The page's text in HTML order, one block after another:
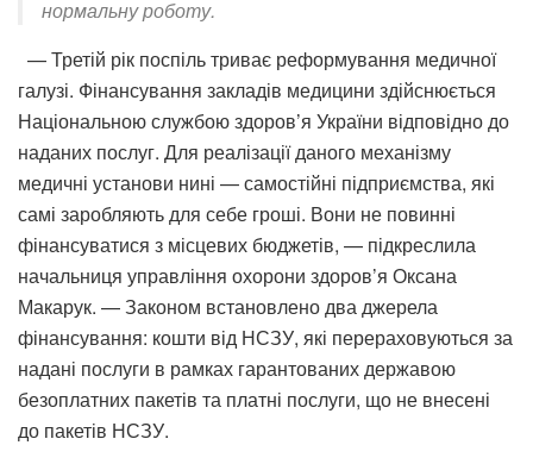
нормальну роботу.
— Третій рік поспіль триває реформування медичної
галузі. Фінансування закладів медицини здійснюється
Національною службою здоров’я України відповідно до
наданих послуг. Для реалізації даного механізму
медичні установи нині — самостійні підприємства, які
самі заробляють для себе гроші. Вони не повинні
фінансуватися з місцевих бюджетів, — підкреслила
начальниця управління охорони здоров’я Оксана
Макарук. — Законом встановлено два джерела
фінансування: кошти від НСЗУ, які перераховуються за
надані послуги в рамках гарантованих державою
безоплатних пакетів та платні послуги, що не внесені
до пакетів НСЗУ.